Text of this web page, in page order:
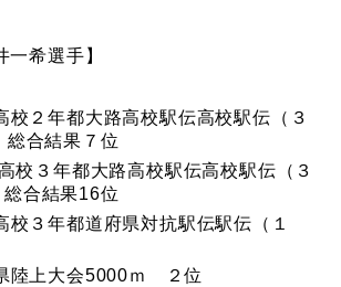
一希選手】
２年都大路高校駅伝高校駅伝（３
総合結果７位
３年都大路高校駅伝高校駅伝（３
総合結果16位
３年都道府県対抗駅伝駅伝（１
陸上大会5000ｍ ２位